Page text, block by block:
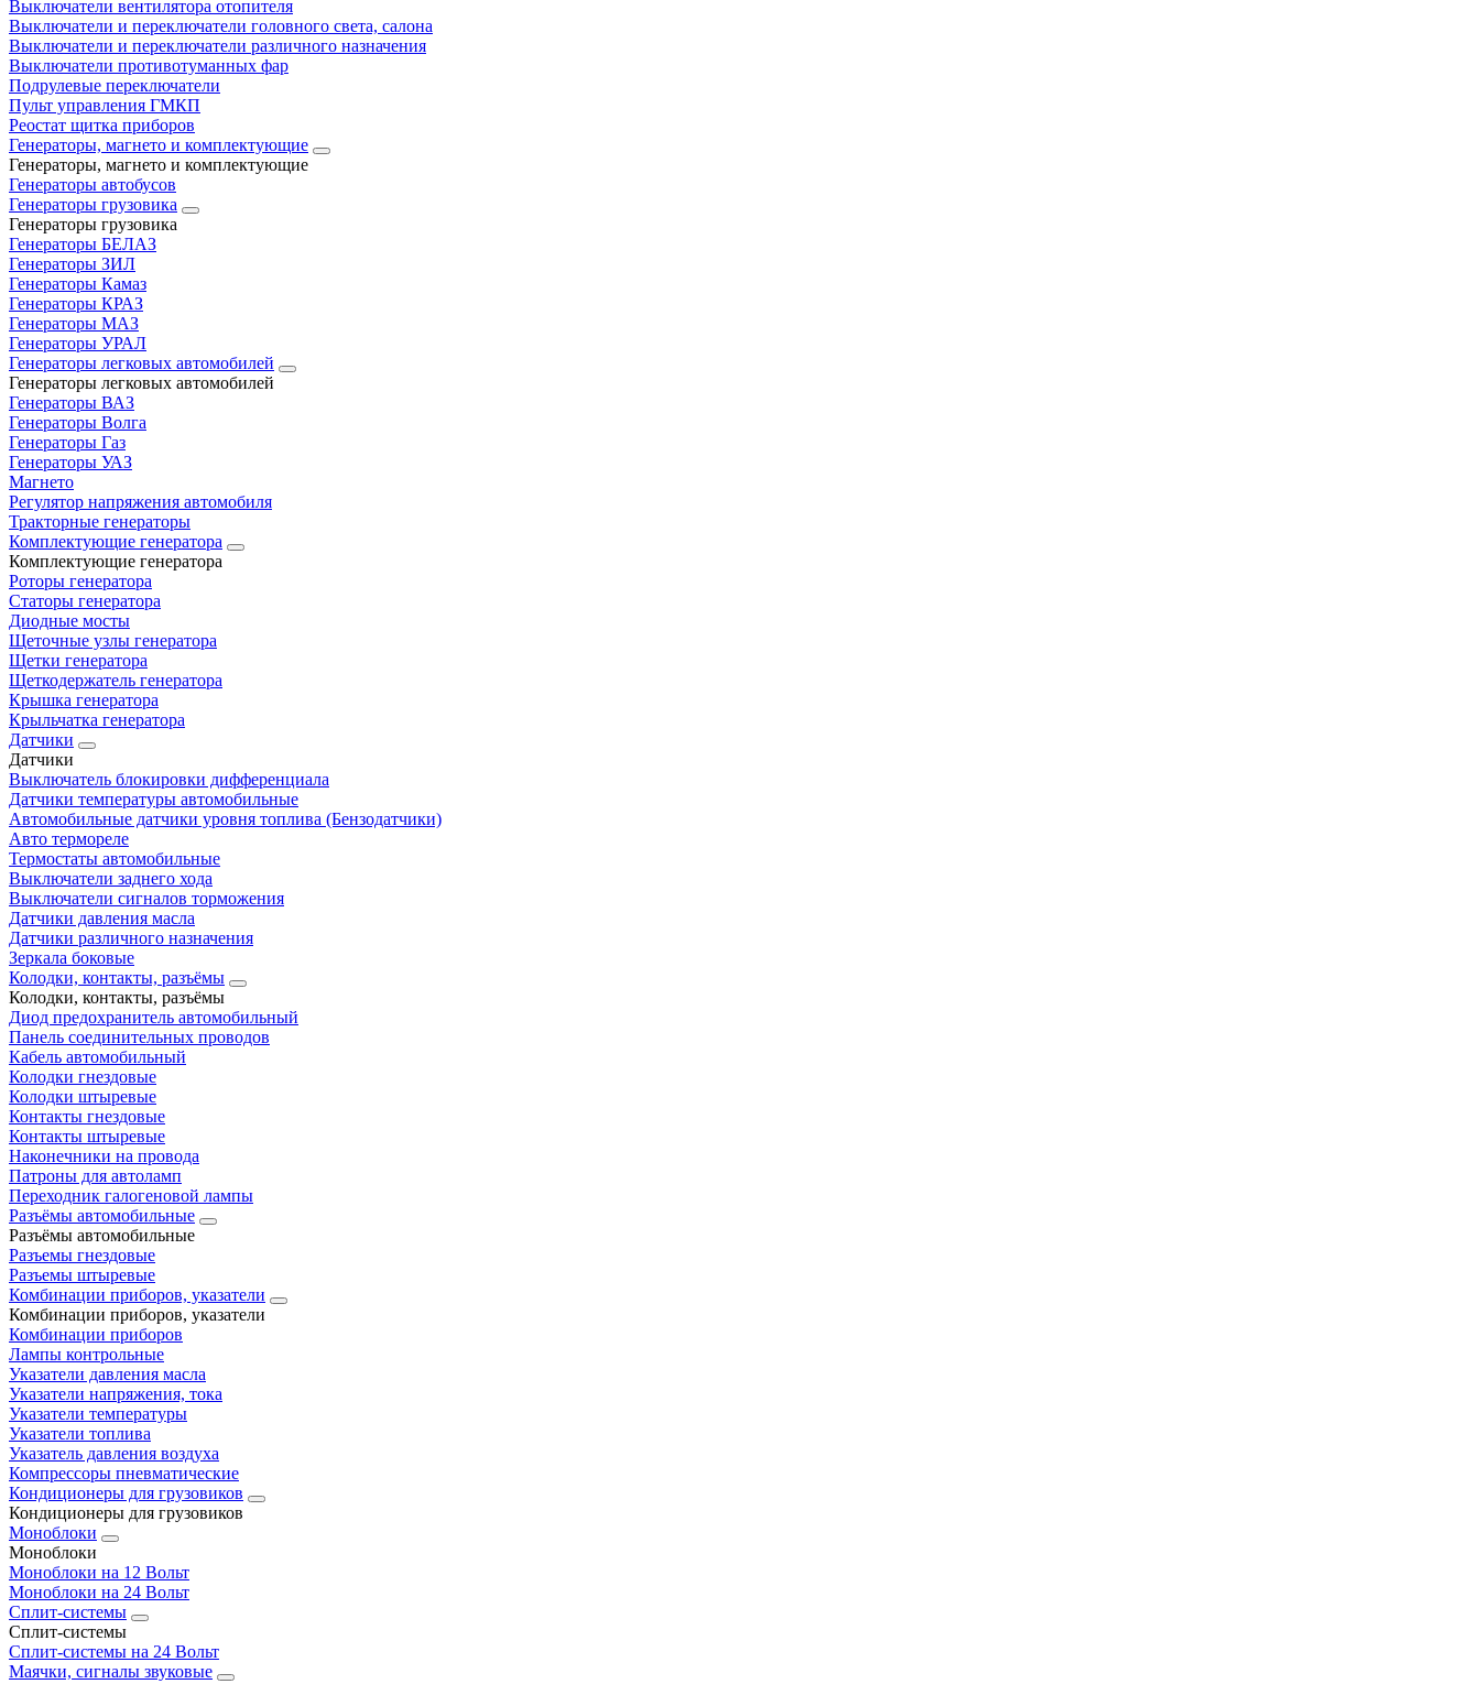
Выключатели вентилятора отопителя
Выключатели и переключатели головного света, салона
Выключатели и переключатели различного назначения
Выключатели противотуманных фар
Подрулевые переключатели
Пульт управления ГМКП
Реостат щитка приборов
Генераторы, магнето и комплектующие
Генераторы, магнето и комплектующие
Генераторы автобусов
Генераторы грузовика
Генераторы грузовика
Генераторы БЕЛАЗ
Генераторы ЗИЛ
Генераторы Камаз
Генераторы КРАЗ
Генераторы МАЗ
Генераторы УРАЛ
Генераторы легковых автомобилей
Генераторы легковых автомобилей
Генераторы ВАЗ
Генераторы Волга
Генераторы Газ
Генераторы УАЗ
Магнето
Регулятор напряжения автомобиля
Тракторные генераторы
Комплектующие генератора
Комплектующие генератора
Роторы генератора
Статоры генератора
Диодные мосты
Щеточные узлы генератора
Щетки генератора
Щеткодержатель генератора
Крышка генератора
Крыльчатка генератора
Датчики
Датчики
Выключатель блокировки дифференциала
Датчики температуры автомобильные
Автомобильные датчики уровня топлива (Бензодатчики)
Авто термореле
Термостаты автомобильные
Выключатели заднего хода
Выключатели сигналов торможения
Датчики давления масла
Датчики различного назначения
Зеркала боковые
Колодки, контакты, разъёмы
Колодки, контакты, разъёмы
Диод предохранитель автомобильный
Панель соединительных проводов
Кабель автомобильный
Колодки гнездовые
Колодки штыревые
Контакты гнездовые
Контакты штыревые
Наконечники на провода
Патроны для автоламп
Переходник галогеновой лампы
Разъёмы автомобильные
Разъёмы автомобильные
Разъемы гнездовые
Разъемы штыревые
Комбинации приборов, указатели
Комбинации приборов, указатели
Комбинации приборов
Лампы контрольные
Указатели давления масла
Указатели напряжения, тока
Указатели температуры
Указатели топлива
Указатель давления воздуха
Компрессоры пневматические
Кондиционеры для грузовиков
Кондиционеры для грузовиков
Моноблоки
Моноблоки
Моноблоки на 12 Вольт
Моноблоки на 24 Вольт
Сплит-системы
Сплит-системы
Сплит‑системы на 24 Вольт
Маячки, сигналы звуковые